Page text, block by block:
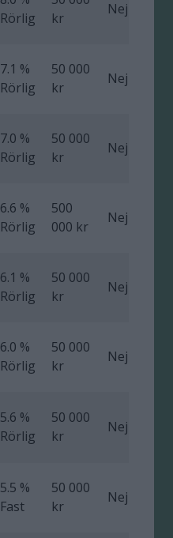
Rörlig
kr
Nej
7.1 %
Rörlig
50 000
kr
Nej
7.0 %
Rörlig
50 000
kr
Nej
6.6 %
Rörlig
500
000 kr
Nej
6.1 %
Rörlig
50 000
kr
Nej
6.0 %
Rörlig
50 000
kr
Nej
5.6 %
Rörlig
50 000
kr
Nej
5.5 %
Fast
50 000
kr
Nej